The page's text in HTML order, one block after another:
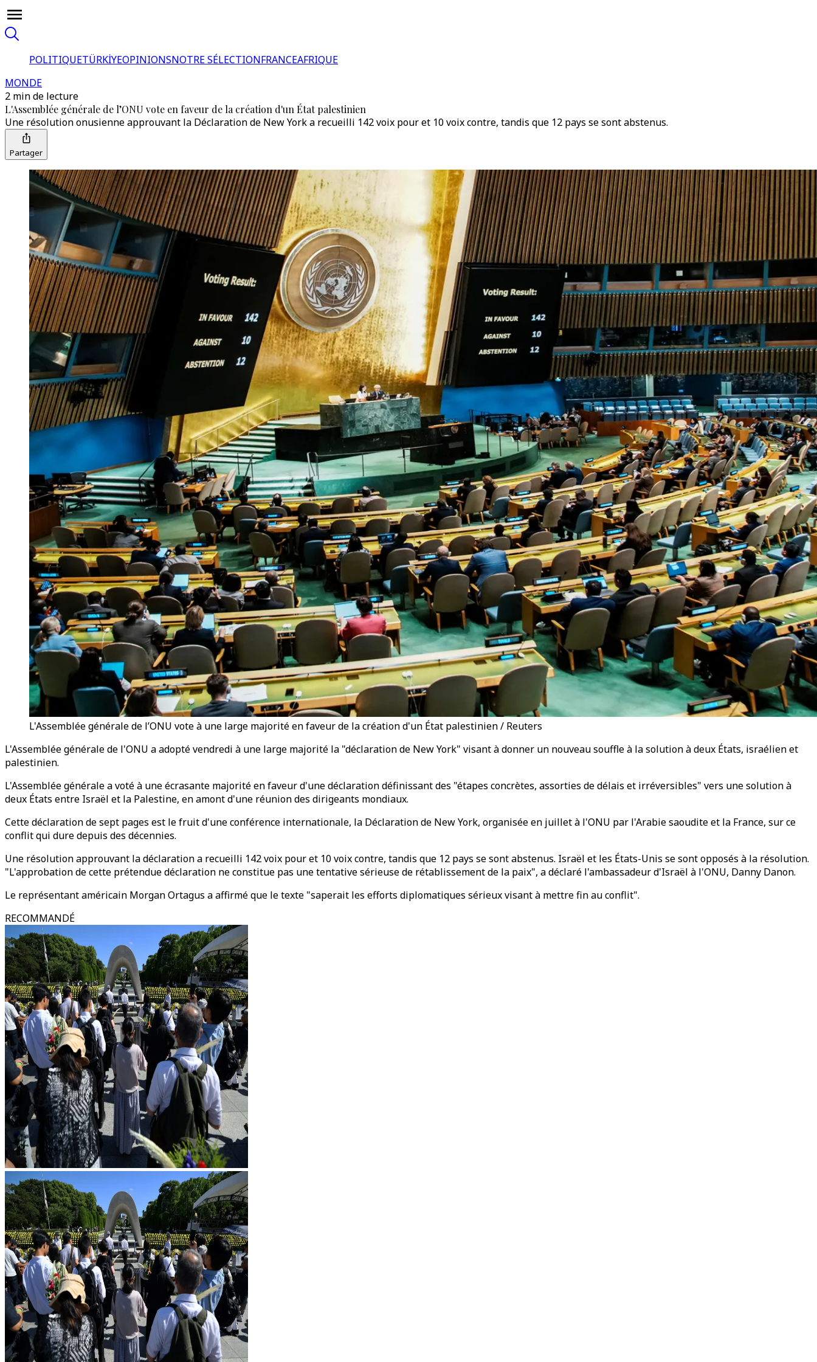
POLITIQUETÜRKİYEOPINIONSNOTRE SÉLECTIONFRANCEAFRIQUE
MONDE
2 min de lecture
L'Assemblée générale de l’ONU vote en faveur de la création d'un État palestinien
Une résolution onusienne approuvant la Déclaration de New York a recueilli 142 voix pour et 10 voix contre, tandis que 12 pays se sont abstenus.
Partager
L'Assemblée générale de l’ONU vote à une large majorité en faveur de la création d'un État palestinien / Reuters
L'Assemblée générale de l'ONU a adopté vendredi à une large majorité la "déclaration de New York" visant à donner un nouveau souffle à la solution à deux États, israélien et
palestinien.
L'Assemblée générale a voté à une écrasante majorité en faveur d'une déclaration définissant des "étapes concrètes, assorties de délais et irréversibles" vers une solution à
deux États entre Israël et la Palestine, en amont d'une réunion des dirigeants mondiaux.
Cette déclaration de sept pages est le fruit d'une conférence internationale, la Déclaration de New York, organisée en juillet à l'ONU par l'Arabie saoudite et la France, sur ce
conflit qui dure depuis des décennies.
Une résolution approuvant la déclaration a recueilli 142 voix pour et 10 voix contre, tandis que 12 pays se sont abstenus. Israël et les États-Unis se sont opposés à la résolution.
"L'approbation de cette prétendue déclaration ne constitue pas une tentative sérieuse de rétablissement de la paix", a déclaré l'ambassadeur d'Israël à l'ONU, Danny Danon.
Le représentant américain Morgan Ortagus a affirmé que le texte "saperait les efforts diplomatiques sérieux visant à mettre fin au conflit".
RECOMMANDÉ